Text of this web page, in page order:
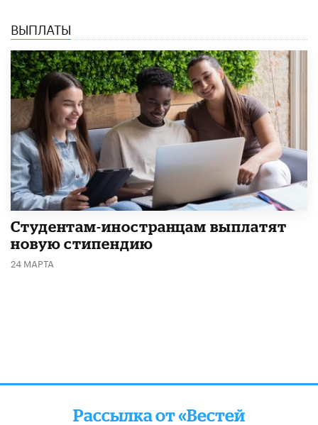
ВЫПЛАТЫ
Студентам-иностранцам выплатят
новую стипендию
24 МАРТА
Рассылка от «Вестей